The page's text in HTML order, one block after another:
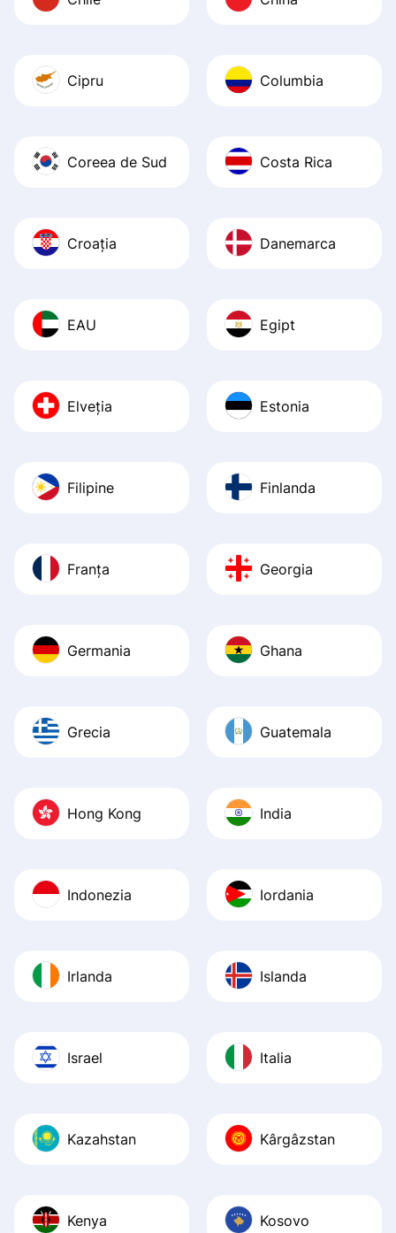
Cipru Columbia
Coreea de Sud Costa Rica
Croația Danemarca
EAU Egipt
Elveția Estonia
Filipine Finlanda
Franța Georgia
Germania Ghana
Grecia Guatemala
Hong Kong India
Indonezia Iordania
Irlanda Islanda
Israel Italia
Kazahstan Kârgâzstan
Kenya Kosovo